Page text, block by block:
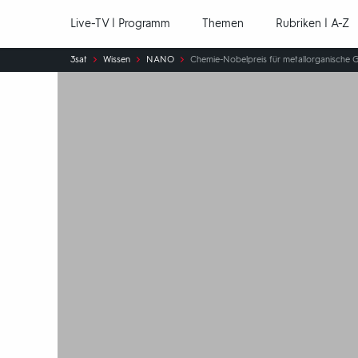
Live-TV | Programm Themen Rubriken | A-Z
Sie
sind
3sat Wissen NANO Chemie-Nobelpreis für metallorganische